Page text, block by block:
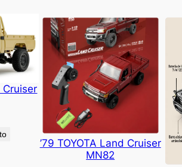
Cruiser
’79 TOYOTA Land Cruiser
MN82